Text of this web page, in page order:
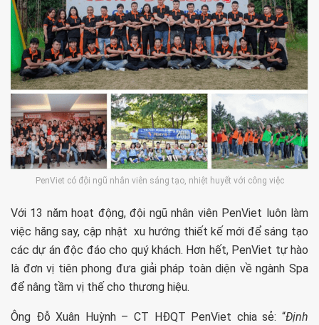
PenViet có đội ngũ nhân viên sáng tạo, nhiệt huyết với công việc
Với 13 năm hoạt động, đội ngũ nhân viên PenViet luôn làm
việc hăng say, cập nhật xu hướng thiết kế mới để sáng tạo
các dự án độc đáo cho quý khách. Hơn hết, PenViet tự hào
là đơn vị tiên phong đưa giải pháp toàn diện về ngành Spa
để nâng tầm vị thế cho thương hiệu.
Ông Đỗ Xuân Huỳnh – CT HĐQT PenViet chia sẻ: “Định